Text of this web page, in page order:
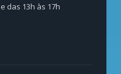
das 13h às 17h